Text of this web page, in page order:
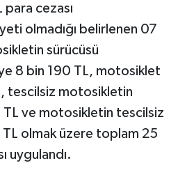
cezası
olmadığı belirlenen 07
sürücüsü
8 bin 190 TL, motosiklet
tescilsiz motosikletin
TL ve motosikletin tescilsiz
TL olmak üzere toplam 25
uygulandı.